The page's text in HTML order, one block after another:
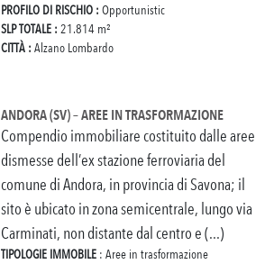
PROFILO DI RISCHIO : Opportunistic
SLP TOTALE : 21.814 m²
CITTÀ : Alzano Lombardo
ANDORA (SV) – AREE IN TRASFORMAZIONE
Compendio immobiliare costituito dalle aree
dismesse dell’ex stazione ferroviaria del
comune di Andora, in provincia di Savona; il
sito è ubicato in zona semicentrale, lungo via
Carminati, non distante dal centro e (...)
TIPOLOGIE IMMOBILE : Aree in trasformazione